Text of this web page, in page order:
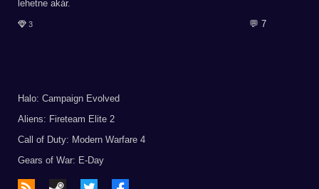
lehetne akár.
3 💬 7
Halo: Campaign Evolved
Aliens: Fireteam Elite 2
Call of Duty: Modern Warfare 4
Gears of War: E-Day